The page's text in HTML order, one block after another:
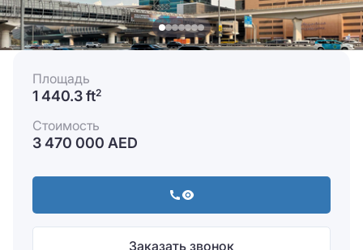
Площадь
1 440.3 ft2
Стоимость
3 470 000 AED
Заказать звонок